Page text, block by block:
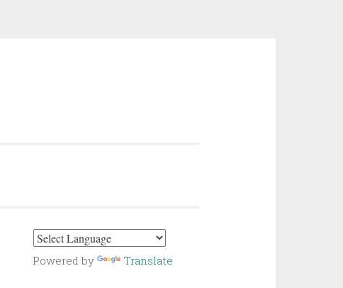
Powered by Translate